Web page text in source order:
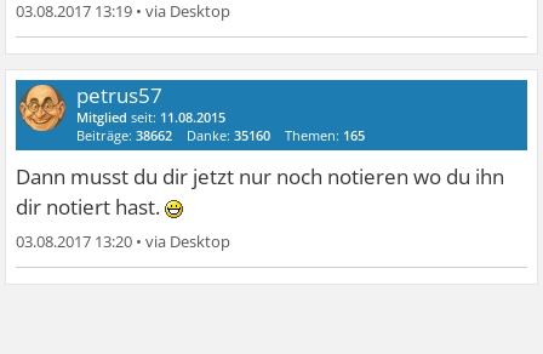
03.08.2017 13:19 •
petrus57
Mitglied seit: 11.08.2015
Beiträge:38662 Danke:35160 Themen: 165
Dann musst du dir jetzt nur noch notieren wo du ihn
dir notiert hast.
03.08.2017 13:20 •